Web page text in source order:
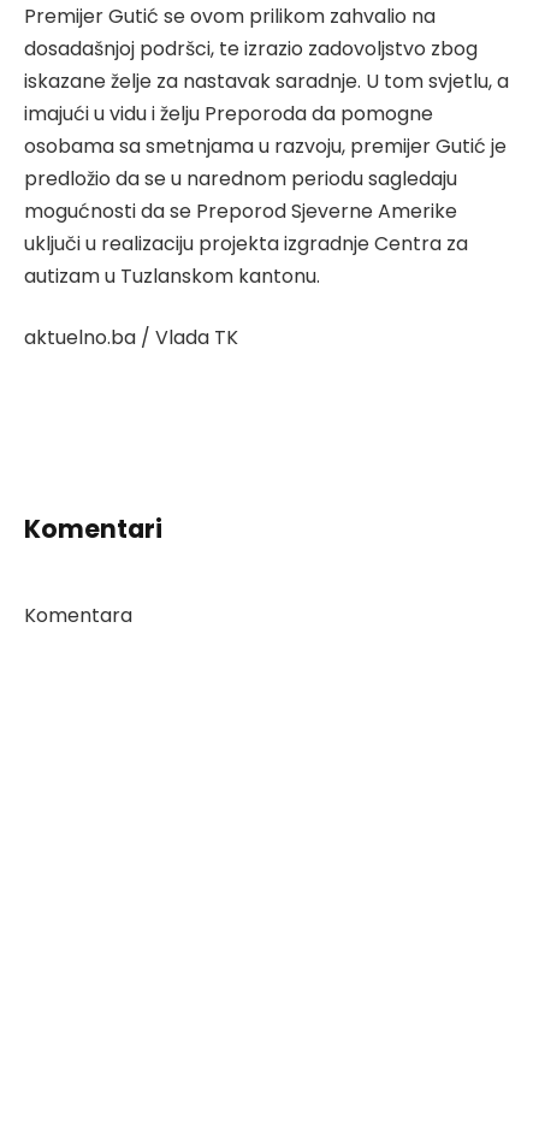
Premijer Gutić se ovom prilikom zahvalio na
dosadašnjoj podršci, te izrazio zadovoljstvo zbog
iskazane želje za nastavak saradnje. U tom svjetlu, a
imajući u vidu i želju Preporoda da pomogne
osobama sa smetnjama u razvoju, premijer Gutić je
predložio da se u narednom periodu sagledaju
mogućnosti da se Preporod Sjeverne Amerike
uključi u realizaciju projekta izgradnje Centra za
autizam u Tuzlanskom kantonu.
aktuelno.ba / Vlada TK
Komentari
Komentara